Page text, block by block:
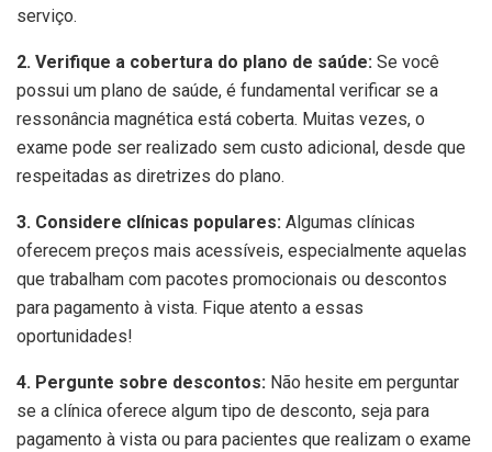
serviço.
2. Verifique a cobertura do plano de saúde: Se você
possui um plano de saúde, é fundamental verificar se a
ressonância magnética está coberta. Muitas vezes, o
exame pode ser realizado sem custo adicional, desde que
respeitadas as diretrizes do plano.
3. Considere clínicas populares: Algumas clínicas
oferecem preços mais acessíveis, especialmente aquelas
que trabalham com pacotes promocionais ou descontos
para pagamento à vista. Fique atento a essas
oportunidades!
4. Pergunte sobre descontos: Não hesite em perguntar
se a clínica oferece algum tipo de desconto, seja para
pagamento à vista ou para pacientes que realizam o exame